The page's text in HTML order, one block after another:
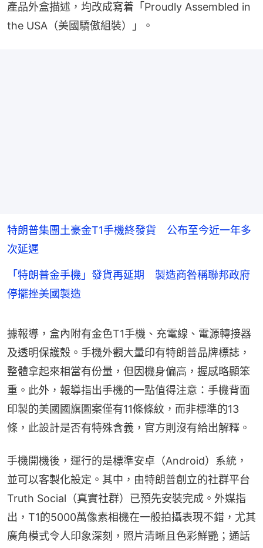
產品外盒描述，均改成寫着「Proudly Assembled in
the USA（美國驕傲組裝）」。
特朗普集團土豪金T1手機終發貨 公布至今近一年多
次延遲
「特朗普金手機」發貨再延期 製造商咎稱聯邦政府
停擺挫美國製造
據報導，盒內附有金色T1手機、充電線、電源轉接器
及透明保護殼。手機外觀大量印有特朗普品牌標誌，
整體拿起來相當有份量，但因機身偏高，握感略顯笨
重。此外，報導指出手機的一點值得注意：手機背面
印製的美國國旗圖案僅有11條條紋，而非標準的13
條，此設計是否有特殊含義，官方則沒有給出解釋。
手機開機後，運行的是標準安卓（Android）系統，
並可以客製化設定。其中，由特朗普創立的社群平台
Truth Social（真實社群）已預先安裝完成。外媒指
出，T1的5000萬像素相機在一般拍攝表現不錯，尤其
廣角模式令人印象深刻，照片清晰且色彩鮮艷；通話